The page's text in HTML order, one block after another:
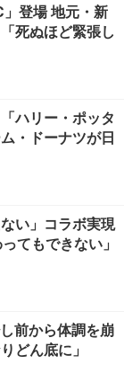
登場 地元・新
死ぬほど緊張し
ハリー・ポッタ
・ドーナツが日
い」コラボ実現
てもできない」
前から体調を崩
どん底に」